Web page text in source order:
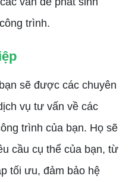
trình.
sẽ được các chuyên
vụ tư vấn về các
trình của bạn. Họ sẽ
cầu cụ thể của bạn, từ
tối ưu, đảm bảo hệ